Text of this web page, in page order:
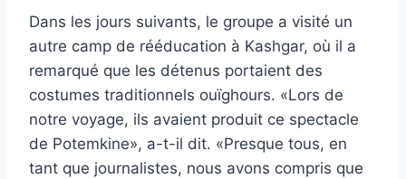
Dans les jours suivants, le groupe a visité un
autre camp de rééducation à Kashgar, où il a
remarqué que les détenus portaient des
costumes traditionnels ouïghours. «Lors de
notre voyage, ils avaient produit ce spectacle
de Potemkine», a-t-il dit. «Presque tous, en
tant que journalistes, nous avons compris que